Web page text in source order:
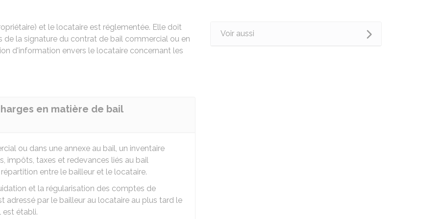
et le locataire est réglementée. Elle doit
de la signature du contrat de bail commercial ou en
d'information envers le locataire concernant les
en matière de bail
ou dans une annexe au bail, un inventaire
impôts, taxes et redevances liés au bail
entre le bailleur et le locataire.
et la régularisation des comptes de
adressé par le bailleur au locataire au plus tard le
est établi.
Voir aussi